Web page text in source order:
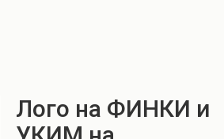
Лого на ФИНКИ и